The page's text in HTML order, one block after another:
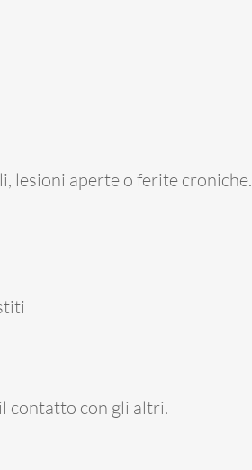
lesioni aperte o ferite croniche.
contatto con gli altri.